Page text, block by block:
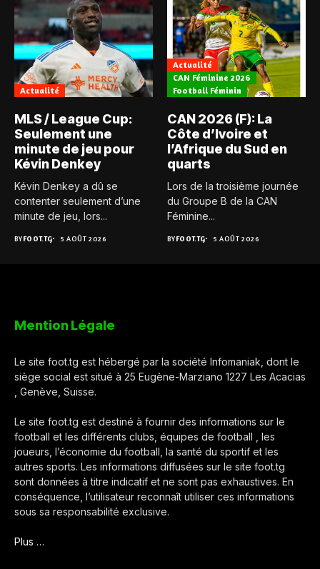
Actualité
MLS / League Cup:
Seulement une
minute de jeu pour
Kévin Denkey
Kévin Denkey a dû se
contenter seulement d’une
minute de jeu, lors...
BYFOOT.TG 5 AOÛT 2026
Actualité
CAN Féminine 2026
Football Féminin
CAN 2026 (F): La
Côte d’Ivoire et
l’Afrique du Sud en
quarts
Lors de la troisième journée
du Groupe B de la CAN
Féminine...
BYFOOT.TG 5 AOÛT 2026
Mention Légale
Le site foot.tg est hébergé par la société Infomaniak, dont le
siège social est situé à 25 Eugène-Marziano 1227 Les Acacias
, Genève, Suisse.
Le site foot.tg est destiné à fournir des informations sur le
football et les différents clubs, équipes de football , les
joueurs, l’économie du football, la santé du sportif et les
autres sports. Les informations diffusées sur le site foot.tg
sont données à titre indicatif et ne sont pas exhaustives. En
conséquence, l’utilisateur reconnaît utiliser ces informations
sous sa responsabilité exclusive.
Plus …